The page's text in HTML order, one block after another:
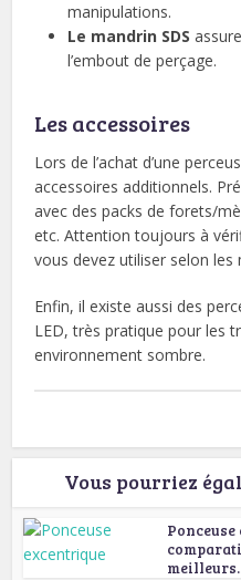
manipulations.
Le mandrin SDS
l’embout de perçage.
Les accessoires
Lors de l’achat d’une
accessoires additionnels.
avec des packs de forets/
etc. Attention toujours à
vous devez utiliser selon les
Enfin, il existe aussi des
LED, très pratique pour les
environnement sombre.
Vous pourriez